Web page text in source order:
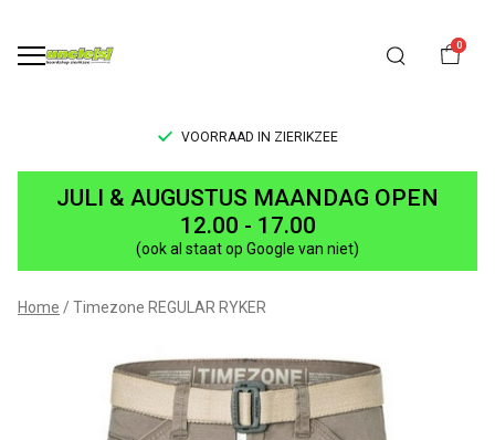
0
VOORRAAD IN ZIERIKZEE
REGULAR
RYKER
UNCLE[S]
Boardshop
JULI & AUGUSTUS MAANDAG OPEN
12.00 - 17.00
(ook al staat op Google van niet)
Home Timezone REGULAR RYKER